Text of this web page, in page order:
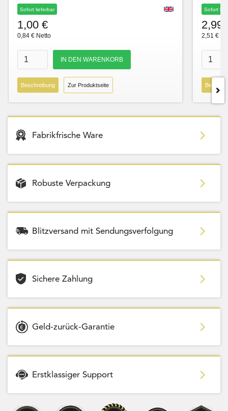
Sofort lieferbar
1,00 €
0,84 € Netto
Beschreibung Zur Produktseite
Sofort
2,99
2,51 €
Fabrikfrische Ware
Robuste Verpackung
Blitzversand mit Sendungsverfolgung
Sichere Zahlung
Geld-zurück-Garantie
Erstklassiger Support